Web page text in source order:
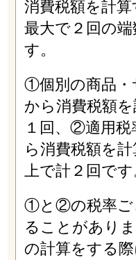
消費税額を計
最大で２回の
す。
①個別の商品・
から消費税額
１回、②適用税
ら消費税額を
上で計２回です
①と②の税率ご
ることがあり
の計算をする